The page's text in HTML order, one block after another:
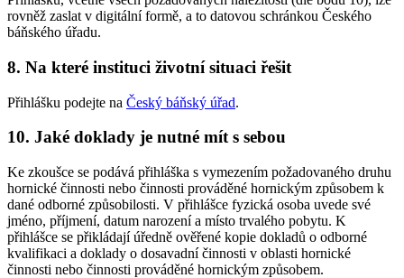
rovněž zaslat v digitální formě, a to datovou schránkou Českého
báňského úřadu.
8. Na které instituci životní situaci řešit
Přihlášku podejte na Český báňský úřad.
10. Jaké doklady je nutné mít s sebou
Ke zkoušce se podává přihláška s vymezením požadovaného druhu
hornické činnosti nebo činnosti prováděné hornickým způsobem k
dané odborné způsobilosti. V přihlášce fyzická osoba uvede své
jméno, příjmení, datum narození a místo trvalého pobytu. K
přihlášce se přikládají úředně ověřené kopie dokladů o odborné
kvalifikaci a doklady o dosavadní činnosti v oblasti hornické
činnosti nebo činnosti prováděné hornickým způsobem.